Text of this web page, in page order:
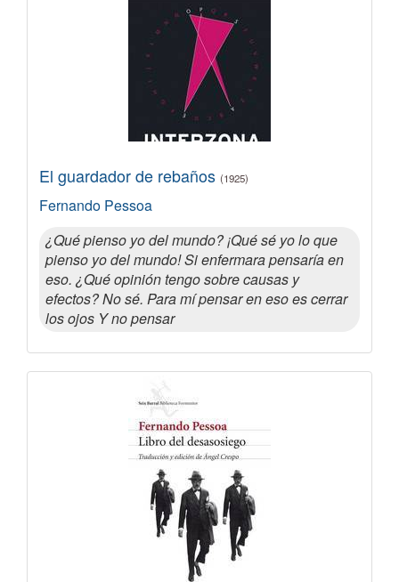
El guardador de rebaños (1925)
Fernando Pessoa
¿Qué pienso yo del mundo? ¡Qué sé yo lo que
pienso yo del mundo! Si enfermara pensaría en
eso. ¿Qué opinión tengo sobre causas y
efectos? No sé. Para mí pensar en eso es cerrar
los ojos Y no pensar